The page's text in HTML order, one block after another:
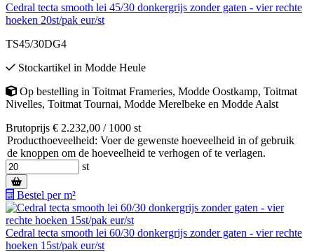
Cedral tecta smooth lei 45/30 donkergrijs zonder gaten - vier rechte
hoeken 20st/pak eur/st
TS45/30DG4
Stockartikel in Modde Heule
Op bestelling in Toitmat Frameries, Modde Oostkamp, Toitmat
Nivelles, Toitmat Tournai, Modde Merelbeke en Modde Aalst
Brutoprijs € 2.232,00 / 1000 st
Producthoeveelheid: Voer de gewenste hoeveelheid in of gebruik
de knoppen om de hoeveelheid te verhogen of te verlagen.
st
Bestel per m²
Cedral tecta smooth lei 60/30 donkergrijs zonder gaten - vier rechte
hoeken 15st/pak eur/st